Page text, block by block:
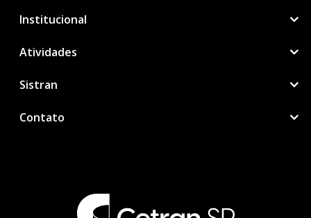
Institucional
Atividades
Sistran
Contato